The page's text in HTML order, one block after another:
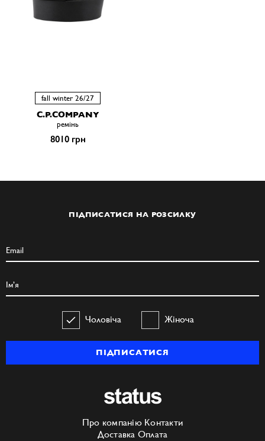
fall winter 26/27
C.P.COMPANY
ремiнь
8010 грн
ПІДПИСАТИСЯ НА РОЗСИЛКУ
Чоловіча Жіноча
ПІДПИСАТИСЯ
Про компанію Контакти
Доставка Оплата